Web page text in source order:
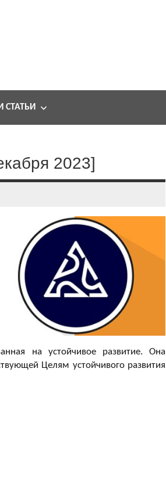
СТАТЬИ
2023]
на устойчивое развитие. Она
Целям устойчивого развития